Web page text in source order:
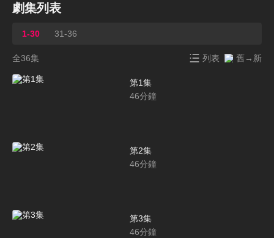
劇集列表
1-30 31-36
全36集 列表 舊→新
第1集
46分鐘
第2集
46分鐘
第3集
46分鐘